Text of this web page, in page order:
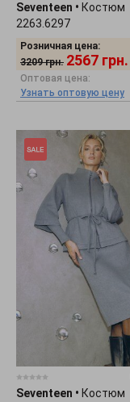
Seventeen • Костюм
2263.6297
Розничная цена:
3209 грн. 2567 грн.
Оптовая цена:
Узнать оптовую цену
Seventeen • Костюм